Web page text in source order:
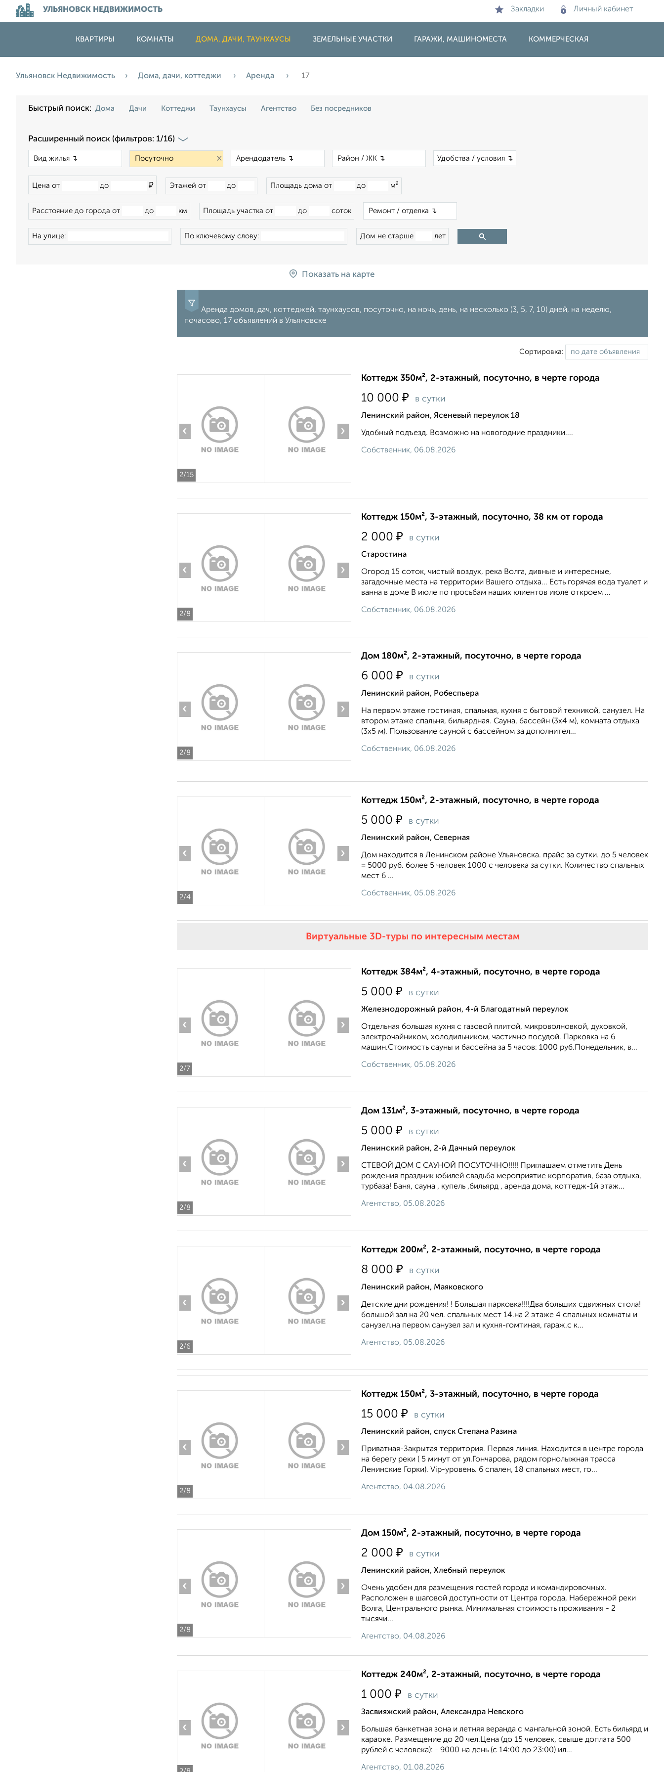
УЛЬЯНОВСК НЕДВИЖИМОСТЬ Закладки Личный кабинет
КВАРТИРЫ КОМНАТЫ ДОМА, ДАЧИ, ТАУНХАУСЫ ЗЕМЕЛЬНЫЕ УЧАСТКИ ГАРАЖИ, МАШИНОМЕСТА КОММЕРЧЕСКАЯ
Ульяновск Недвижимость Дома, дачи, коттеджи Аренда 17
Быстрый поиск: Дома Дачи Коттеджи Таунхаусы Агентство Без посредников
Расширенный поиск (фильтров: 1/16)
× Удобства / условия ↴
Цена от до ₽ Этажей от до Площадь дома от до м²
Расстояние до города от до км Площадь участка от до соток
На улице: По ключевому слову: Дом не старше лет
Показать на карте
Аренда домов, дач, коттеджей, таунхаусов, посуточно, на ночь, день, на несколько (3, 5, 7, 10) дней, на неделю,
почасово, 17 объявлений в Ульяновске
Сортировка:
2/15
‹ ›
Коттедж 350м², 2-этажный, посуточно, в черте города
10 000 ₽ в сутки
Ленинский район, Ясеневый переулок 18
Удобный подъезд. Возможно на новогодние праздники....
Собственник, 06.08.2026
2/8
‹ ›
Коттедж 150м², 3-этажный, посуточно, 38 км от города
2 000 ₽ в сутки
Старостина
Огород 15 соток, чистый воздух, река Волга, дивные и интересные,
загадочные места на территории Вашего отдыха... Есть горячая вода туалет и
ванна в доме В июле по просьбам наших клиентов июле откроем ...
Собственник, 06.08.2026
2/8
‹ ›
Дом 180м², 2-этажный, посуточно, в черте города
6 000 ₽ в сутки
Ленинский район, Робеспьера
На первом этаже гостиная, спальная, кухня с бытовой техникой, санузел. На
втором этаже спальня, бильярдная. Сауна, бассейн (3х4 м), комната отдыха
(3х5 м). Пользование сауной с бассейном за дополнител...
Собственник, 06.08.2026
2/4
‹ ›
Коттедж 150м², 2-этажный, посуточно, в черте города
5 000 ₽ в сутки
Ленинский район, Северная
Дом находится в Ленинском районе Ульяновска. прайс за сутки. до 5 человек
= 5000 руб. более 5 человек 1000 с человека за сутки. Количество спальных
мест 6 ...
Собственник, 05.08.2026
Виртуальные 3D-туры по интересным местам
2/7
‹ ›
Коттедж 384м², 4-этажный, посуточно, в черте города
5 000 ₽ в сутки
Железнодорожный район, 4-й Благодатный переулок
Отдельная большая кухня с газовой плитой, микроволновкой, духовкой,
электрочайником, холодильником, частично посудой. Парковка на 6
машин.Стоимость сауны и бассейна за 5 часов: 1000 руб.Понедельник, в...
Собственник, 05.08.2026
2/8
‹ ›
Дом 131м², 3-этажный, посуточно, в черте города
5 000 ₽ в сутки
Ленинский район, 2-й Дачный переулок
СТЕВОЙ ДОМ С САУНОЙ ПОСУТОЧНО!!!!! Приглашаем отметить День
рождения праздник юбилей свадьба мероприятие корпоратив, база отдыха,
турбаза! Баня, сауна , купель ,бильярд , аренда дома, коттедж-1й этаж...
Агентство, 05.08.2026
2/6
‹ ›
Коттедж 200м², 2-этажный, посуточно, в черте города
8 000 ₽ в сутки
Ленинский район, Маяковского
Детские дни рождения! ! Большая парковка!!!!Два больших сдвижных стола!
большой зал на 20 чел. спальных мест 14.на 2 этаже 4 спальных комнаты и
санузел.на первом санузел зал и кухня-гомтиная, гараж.с к...
Агентство, 05.08.2026
2/8
‹ ›
Коттедж 150м², 3-этажный, посуточно, в черте города
15 000 ₽ в сутки
Ленинский район, спуск Степана Разина
Приватная-Закрытая территория. Первая линия. Находится в центре города
на берегу реки ( 5 минут от ул.Гончарова, рядом горнолыжная трасса
Ленинские Горки). Vip-уровень. 6 спален, 18 спальных мест, го...
Агентство, 04.08.2026
2/8
‹ ›
Дом 150м², 2-этажный, посуточно, в черте города
2 000 ₽ в сутки
Ленинский район, Хлебный переулок
Очень удобен для размещения гостей города и командировочных.
Расположен в шаговой доступности от Центра города, Набережной реки
Волга, Центрального рынка. Минимальная стоимость проживания - 2
тысячи...
Агентство, 04.08.2026
‹ ›
Коттедж 240м², 2-этажный, посуточно, в черте города
1 000 ₽ в сутки
Засвияжский район, Александра Невского
Большая банкетная зона и летняя веранда с мангальной зоной. Есть бильярд и
караоке. Размещение до 20 чел.Цена (до 15 человек, свыше доплата 500
рублей с человека): - 9000 на день (с 14:00 до 23:00) ил...
Агентство, 01.08.2026